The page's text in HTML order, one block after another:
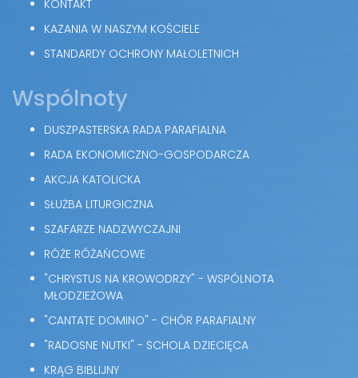
KONTAKT
KAZANIA W NASZYM KOŚCIELE
STANDARDY OCHRONY MAŁOLETNICH
Wspólnoty
DUSZPASTERSKA RADA PARAFIALNA
RADA EKONOMICZNO-GOSPODARCZA
AKCJA KATOLICKA
SŁUŻBA LITURGICZNA
SZAFARZE NADZWYCZAJNI
RÓŻE RÓŻAŃCOWE
"CHRYSTUS NA KROWODRZY" - WSPÓLNOTA
MŁODZIEŻOWA
"CANTATE DOMINO" - CHÓR PARAFIALNY
"RADOSNE NUTKI" - SCHOLA DZIECIĘCA
KRĄG BIBLIJNY